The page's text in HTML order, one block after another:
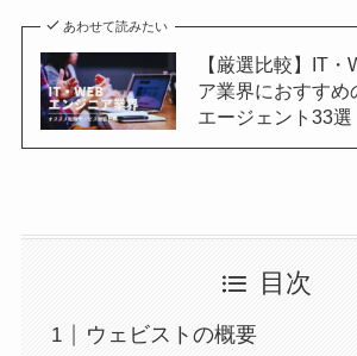
あわせて読みたい
【厳選比較】IT
ア業界におすすめ
エージェント33選
目次
ウェビストの概要